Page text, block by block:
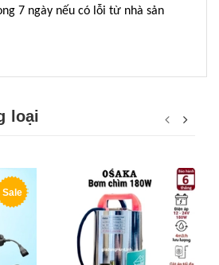
7 ngày nếu có lỗi từ nhà sản
loại
Sale